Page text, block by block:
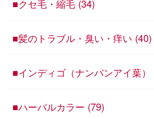
■クセ毛・縮毛 (34)
■髪のトラブル・臭い・痒い (40)
■インディゴ（ナンバンアイ葉）
■ハーバルカラー (79)